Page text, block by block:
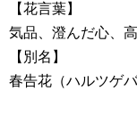
【花言葉】
気品、澄んだ心、
【別名】
春告花（ハルツゲバ